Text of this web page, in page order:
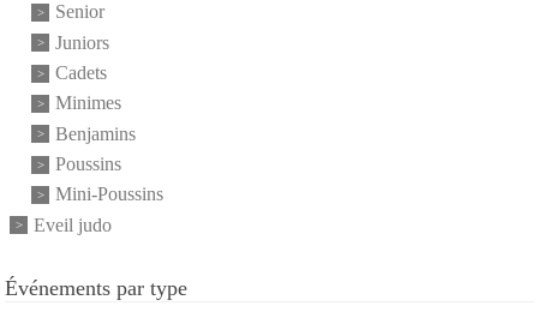
Senior
Juniors
Cadets
Minimes
Benjamins
Poussins
Mini-Poussins
Eveil judo
Événements par type